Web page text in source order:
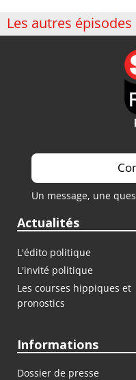
Les autres épisodes
Un message, une
Actualités
L'édito politique
L'invité politique
Les courses hippiques et
pronostics
Informations
Dossier de presse